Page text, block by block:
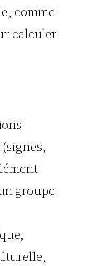
comme
calculer
groupe